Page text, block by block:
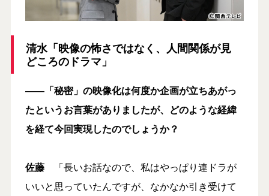
清水「映像の怖さではなく、人間関係が見
どころのドラマ」
――「秘密」の映像化は何度か企画が立ちあがっ
たというお言葉がありましたが、どのような経緯
を経て今回実現したのでしょうか？
佐藤「長いお話なので、私はやっぱり連ドラが
いいと思っていたんですが、なかなか引き受けて